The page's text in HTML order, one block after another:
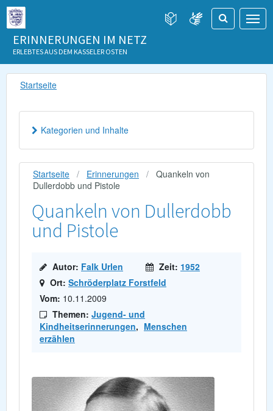
ERINNERUNGEN IM NETZ
ERLEBTES AUS DEM KASSELER OSTEN
Startseite
Startseite Erinnerungen
Quankeln von
Dullerdobb und Pistole
Quankeln von Dullerdobb
und Pistole
Autor: Falk Urlen Zeit: 1952
Ort: Schröderplatz Forstfeld
Vom: 10.11.2009
Themen: Jugend- und
Kindheitserinnerungen, Menschen
erzählen
Kategorien und Inhalte